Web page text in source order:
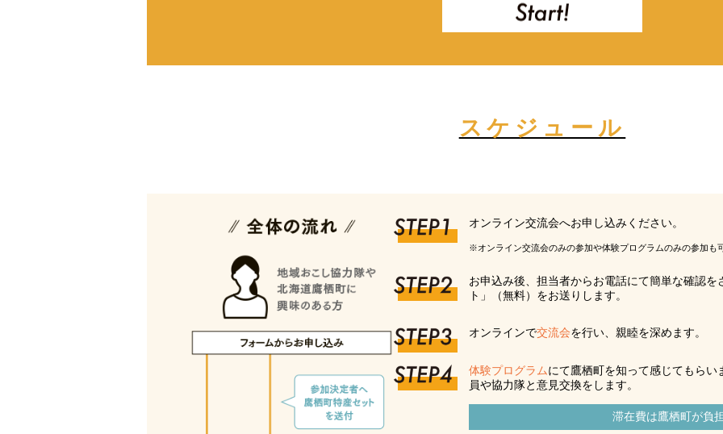
スケジュール
オンライン交流会へお申し込みください。
※オンライン交流会のみの参加や体験プログラムのみの参加も
お申込み後、担当者からお電話にて簡単な確認
ト」（無料）をお送りします。
オンラインで交流会を行い、親睦を深めます。
体験プログラムにて鷹栖町を知って感じてもら
員や協力隊と意見交換をします。
滞在費は鷹栖町が負